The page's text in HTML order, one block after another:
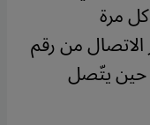
40. وفي كل مرة
من رقم
حين يتّصل